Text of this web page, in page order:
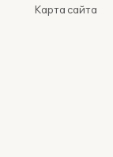
Карта сайта